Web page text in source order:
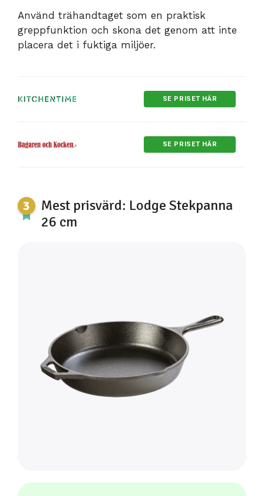
Använd trähandtaget som en praktisk
greppfunktion och skona det genom att inte
placera det i fuktiga miljöer.
SE PRISET HÄR
SE PRISET HÄR
Mest prisvärd: Lodge Stekpanna
26 cm